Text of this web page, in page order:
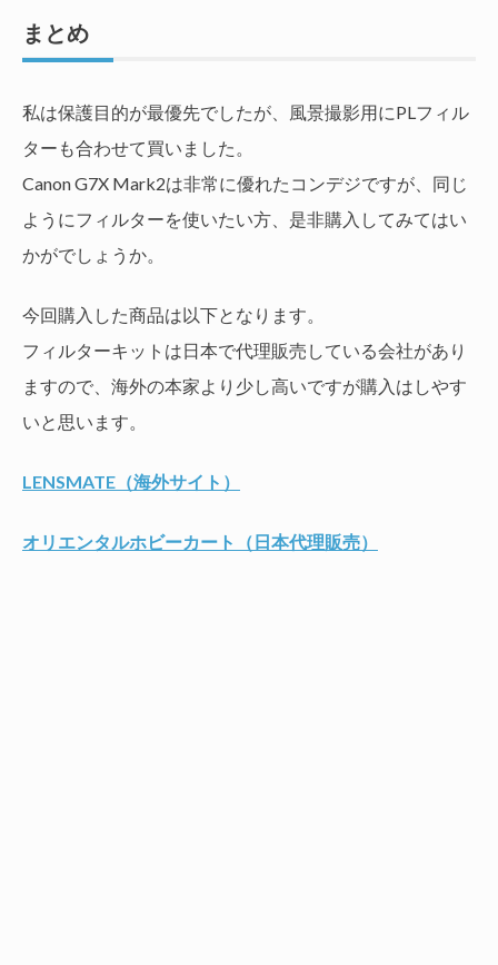
まとめ
私は保護目的が最優先でしたが、風景撮影用にPLフィル
ターも合わせて買いました。
Canon G7X Mark2は非常に優れたコンデジですが、同じ
ようにフィルターを使いたい方、是非購入してみてはい
かがでしょうか。
今回購入した商品は以下となります。
フィルターキットは日本で代理販売している会社があり
ますので、海外の本家より少し高いですが購入はしやす
いと思います。
LENSMATE（海外サイト）
オリエンタルホビーカート（日本代理販売）